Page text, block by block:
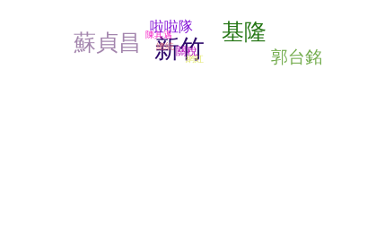
基隆
新竹
網紅
蘇貞昌 陳其邁
總統
啦啦隊
郭台銘
關稅